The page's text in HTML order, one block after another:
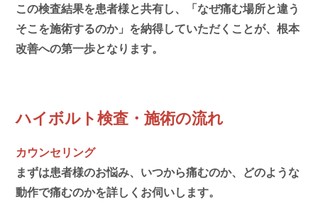
この検査結果を患者様と共有し、「なぜ痛む場所と違う
そこを施術するのか」を納得していただくことが、根本
改善への第一歩となります。
ハイボルト検査・施術の流れ
カウンセリング
まずは患者様のお悩み、いつから痛むのか、どのような
動作で痛むのかを詳しくお伺いします。